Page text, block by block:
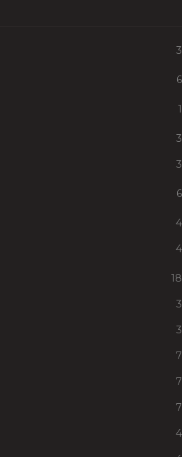
3
6
1
3
3
6
4
4
18
3
3
7
7
7
4